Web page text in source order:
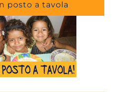
posto a tavola